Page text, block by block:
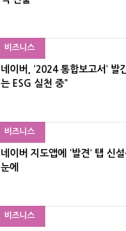
비즈니스
네이버, ‘2024 통합보고서’ 발
는 ESG 실천 중”
비즈니스
네이버 지도앱에 ‘발견’ 탭 신
눈에
비즈니스